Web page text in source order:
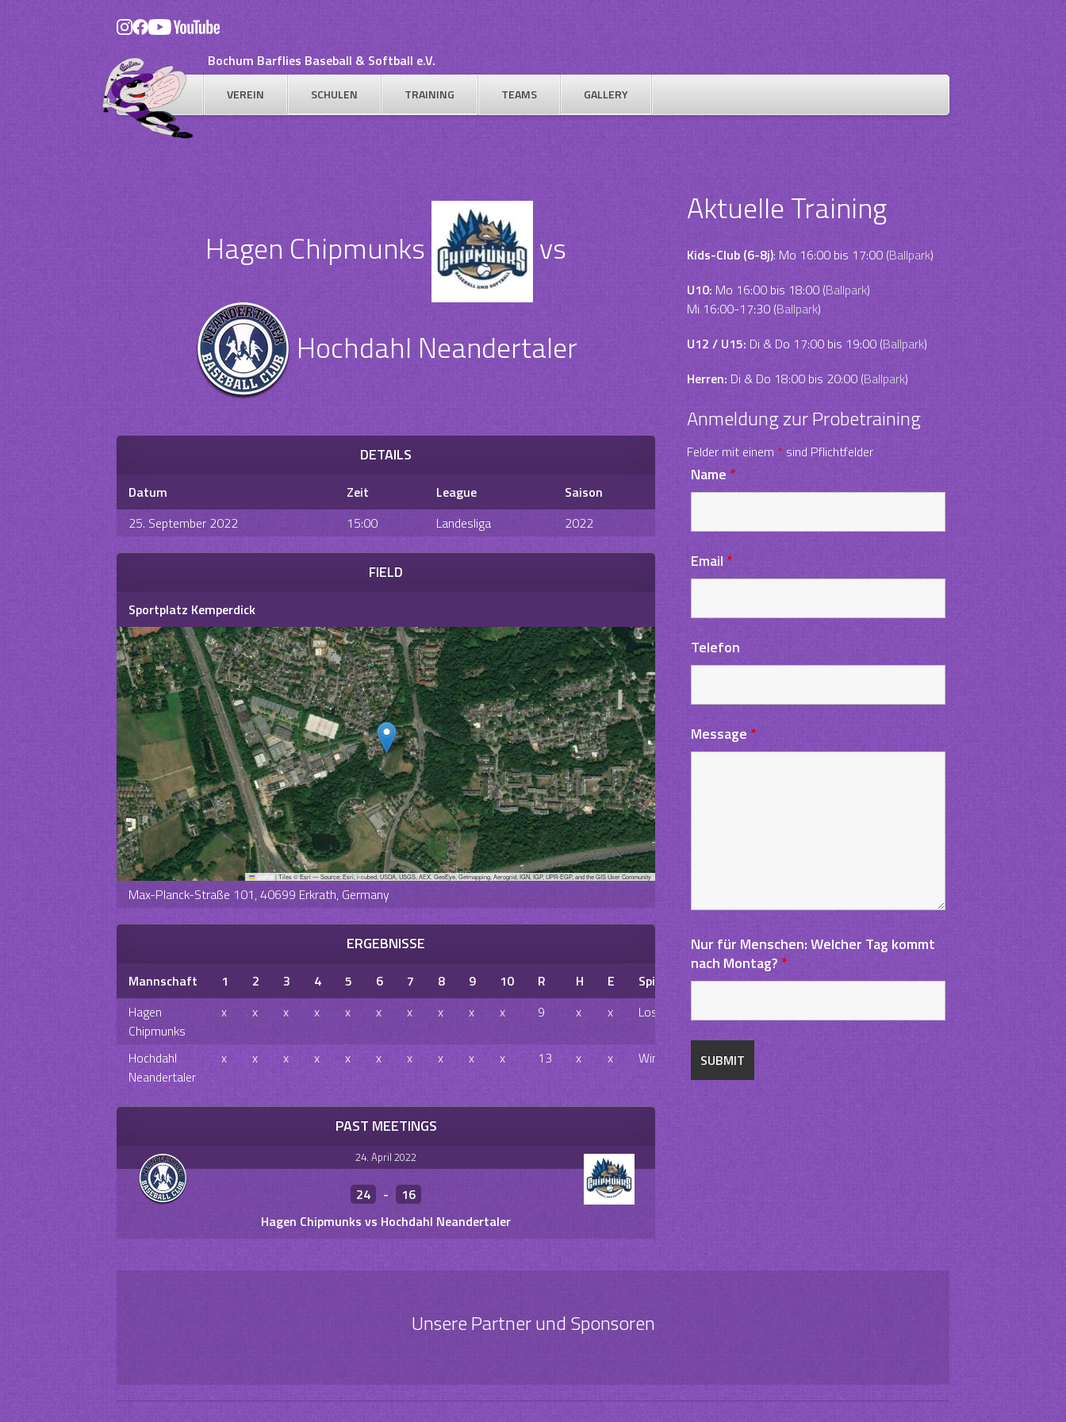
Skip
content
Bochum Barflies Baseball & Softball e.V.
VEREIN SCHULEN TRAINING TEAMS GALLERY
Hagen Chipmunks vs
Hochdahl Neandertaler
DETAILS
Datum Zeit League
Saison
25. September 2022
15:00 Landesliga 2022
FIELD
Sportplatz Kemperdick
Leaflet |Tiles © Esri — Source: Esri, i-cubed, USDA, USGS, AEX, GeoEye, Getmapping, Aerogrid, IGN, IGP, UPR-EGP, and the GIS User Community
Max-Planck-Straße 101, 40699 Erkrath, Germany
ERGEBNISSE
Mannschaft 1 2 3 4 5 6 7 8 9 10 R H E
Spielausgang
Hagen
Chipmunks
x x x x x x x x x x 9 x x Loss
Hochdahl
Neandertaler
x x x x x x x x x x 13 x x Win
PAST MEETINGS
24. April 2022
24 -
16
Hagen Chipmunks vs Hochdahl Neandertaler
Aktuelle Training
Kids-Club (6-8j): Mo 16:00 bis 17:00 (Ballpark)
U10:Mo 16:00 bis 18:00 (Ballpark)
Mi 16:00-17:30 (Ballpark)
U12 / U15:Di & Do 17:00 bis 19:00 (Ballpark)
Herren:Di & Do 18:00 bis 20:00 (Ballpark)
Anmeldung zur Probetraining
Felder mit einem*sind Pflichtfelder
Name*
Email *
Telefon
Message*
Nur für Menschen: Welcher Tag kommt
nach Montag?*
Unsere Partner und Sponsoren